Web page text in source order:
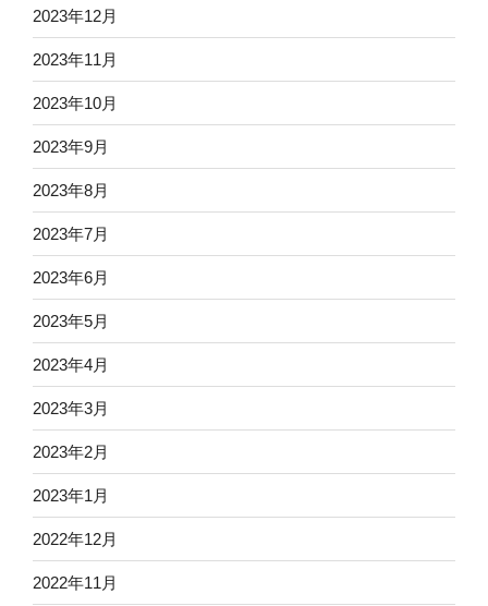
2023年12月
2023年11月
2023年10月
2023年9月
2023年8月
2023年7月
2023年6月
2023年5月
2023年4月
2023年3月
2023年2月
2023年1月
2022年12月
2022年11月